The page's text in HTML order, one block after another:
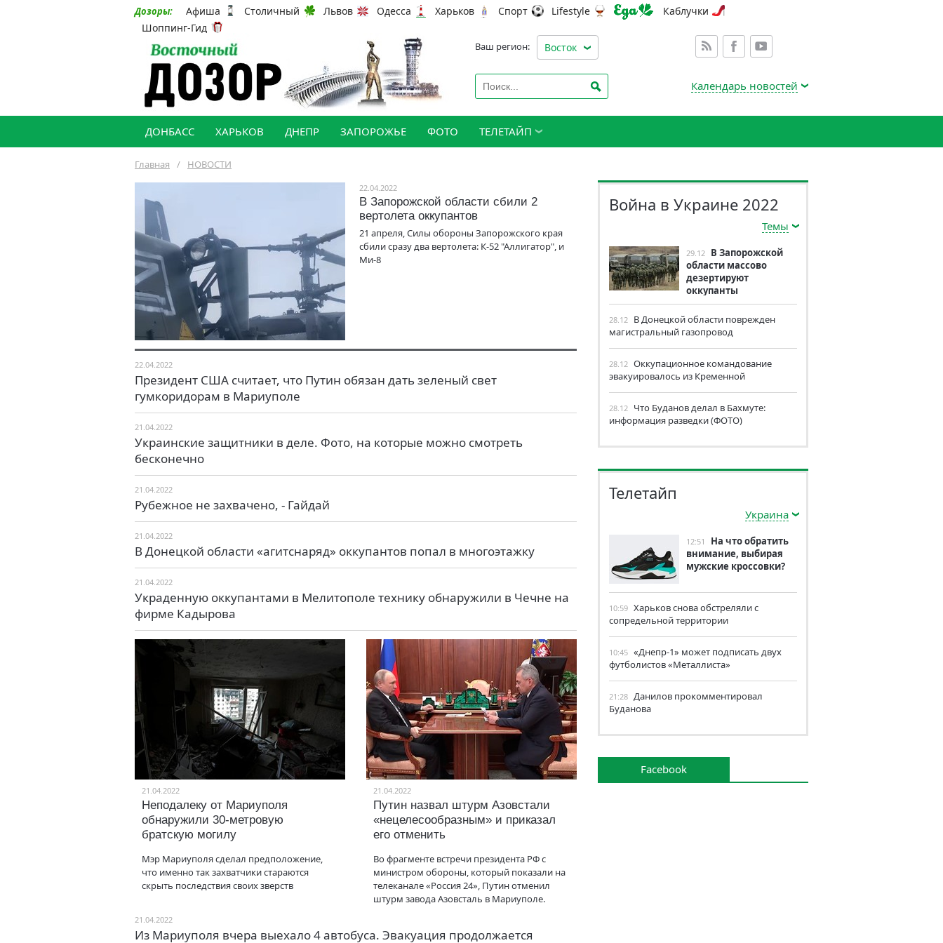
Дозоры: Афиша Столичный Львов Одесса Харьков Спорт Lifestyle
Каблучки
Шоппинг-Гид
Ваш регион: Восток
Календарь новостей
ДОНБАСС ХАРЬКОВ ДНЕПР ЗАПОРОЖЬЕ ФОТО ТЕЛЕТАЙП
Главная / НОВОСТИ
22.04.2022
В Запорожской области сбили 2
вертолета оккупантов
21 апреля, Силы обороны Запорожского края
сбили сразу два вертолета: К-52 "Аллигатор", и
Ми-8
22.04.2022
Президент США считает, что Путин обязан дать зеленый свет
гумкоридорам в Мариуполе
21.04.2022
Украинские защитники в деле. Фото, на которые можно смотреть
бесконечно
21.04.2022
Рубежное не захвачено, - Гайдай
21.04.2022
В Донецкой области «агитснаряд» оккупантов попал в многоэтажку
21.04.2022
Украденную оккупантами в Мелитополе технику обнаружили в Чечне на
фирме Кадырова
21.04.2022
Неподалеку от Мариуполя
обнаружили 30-метровую
братскую могилу
Мэр Мариуполя сделал предположение,
что именно так захватчики стараются
скрыть последствия своих зверств
21.04.2022
Путин назвал штурм Азовстали
«нецелесообразным» и приказал
его отменить
Во фрагменте встречи президента РФ с
министром обороны, который показали на
телеканале «Россия 24», Путин отменил
штурм завода Азовсталь в Мариуполе.
21.04.2022
Из Мариуполя вчера выехало 4 автобуса. Эвакуация продолжается
Война в Украине 2022
Темы
29.12 В Запорожской
области массово
дезертируют
оккупанты
28.12 В Донецкой области поврежден
магистральный газопровод
28.12 Оккупационное командование
эвакуировалось из Кременной
28.12 Что Буданов делал в Бахмуте:
информация разведки (ФОТО)
Телетайп
Украина
12:51
На что обратить
внимание, выбирая
мужские кроссовки?
10:59 Харьков снова обстреляли с
сопредельной территории
10:45 «Днепр-1» может подписать двух
футболистов «Металлиста»
21:28 Данилов прокомментировал
Буданова
Facebook